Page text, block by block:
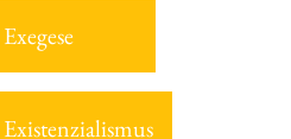
Exegese
Existenzialismus